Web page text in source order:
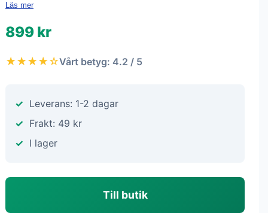
Läs mer
899 kr
★★★★☆Vårt betyg: 4.2 / 5
Leverans: 1-2 dagar
Frakt: 49 kr
I lager
Till butik